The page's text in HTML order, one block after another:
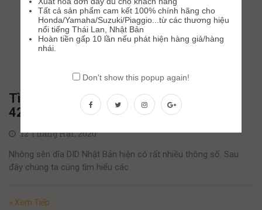
Tìm hiểu sên 7 ly, 9 ly, 10 ly. Sên 428 và
428H là gì ?
12 Tháng Hai, 2020
Nhông sên dĩa DID Nhật Bản hiện có rất nhiều thông số. Sau
đây chúng ta cùng tìm hiểu các
» Xem Tiếp
Tất cả sản phẩm cam kết 100% chính hãng cho
Honda/Yamaha/Suzuki/Piaggio...từ các thương hiệu
nổi tiếng Thái Lan, Nhật Bản
Hoàn tiền gấp 10 lần nếu phát hiện hàng giả/hàng
nhái.
Don't show this popup again!